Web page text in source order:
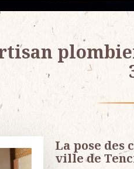
La pose des
ville de